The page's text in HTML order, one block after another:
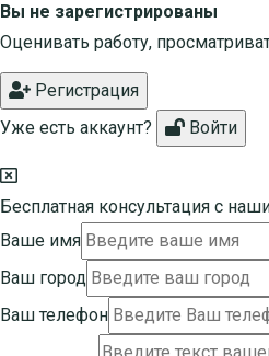
Вы не зарегистрированы
Оценивать работу,
Регистрация
Уже есть аккаунт?
Войти
Бесплатная консультация с
Ваше имя
Ваш город
Ваш телефон